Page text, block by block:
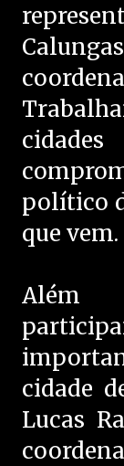
político
que vem.
Além
cidade
Lucas